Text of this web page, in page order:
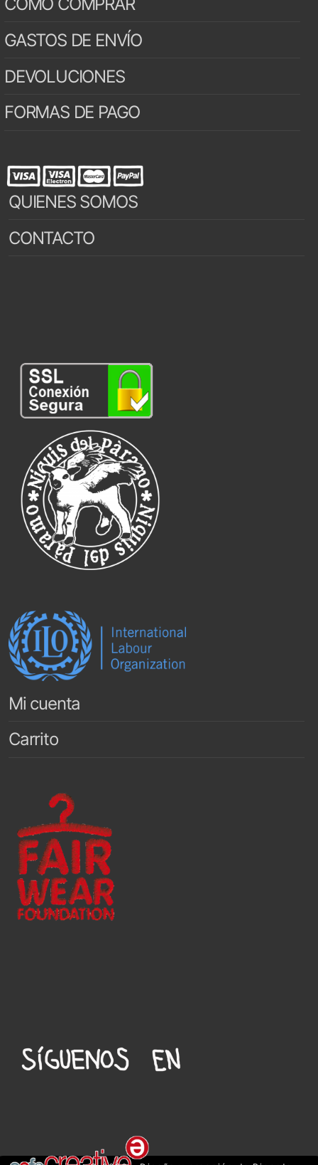
GASTOS DE ENVÍO
DEVOLUCIONES
FORMAS DE PAGO
QUIENES SOMOS
CONTACTO
Mi cuenta
Carrito